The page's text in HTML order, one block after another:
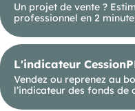
Un projet de vente ?
professionnel en 2
L'indicateur
Vendez ou reprenez au
l’indicateur des fonds de